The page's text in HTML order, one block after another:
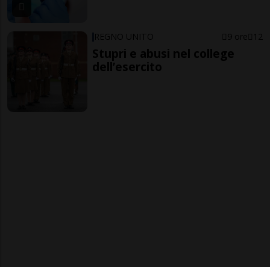
REGNO UNITO 9 ore 12
Stupri e abusi nel college
dell’esercito